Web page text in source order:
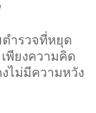
ำรวจที่หยุด
พียงความคิด
ไม่มีความหวัง